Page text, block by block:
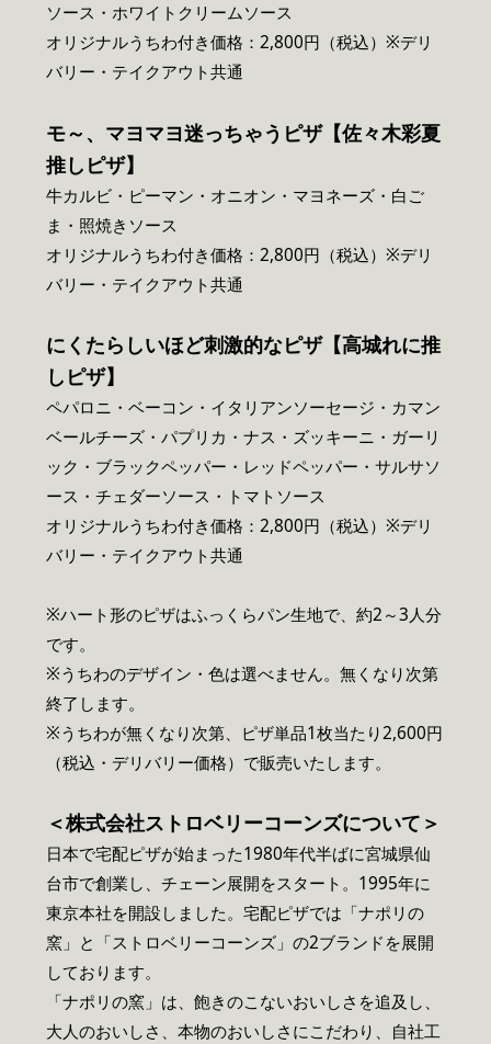
ソース・ホワイトクリームソース
オリジナルうちわ付き価格：2,800円（税込）※デリ
バリー・テイクアウト共通
モ～、マヨマヨ迷っちゃうピザ【佐々木彩夏
推しピザ】
牛カルビ・ピーマン・オニオン・マヨネーズ・白ご
ま・照焼きソース
オリジナルうちわ付き価格：2,800円（税込）※デリ
バリー・テイクアウト共通
にくたらしいほど刺激的なピザ【高城れに推
しピザ】
ペパロニ・ベーコン・イタリアンソーセージ・カマン
ベールチーズ・パプリカ・ナス・ズッキーニ・ガーリ
ック・ブラックペッパー・レッドペッパー・サルサソ
ース・チェダーソース・トマトソース
オリジナルうちわ付き価格：2,800円（税込）※デリ
バリー・テイクアウト共通
※ハート形のピザはふっくらパン生地で、約2～3人分
です。
※うちわのデザイン・色は選べません。無くなり次第
終了します。
※うちわが無くなり次第、ピザ単品1枚当たり2,600円
（税込・デリバリー価格）で販売いたします。
＜株式会社ストロベリーコーンズについて＞
日本で宅配ピザが始まった1980年代半ばに宮城県仙
台市で創業し、チェーン展開をスタート。1995年に
東京本社を開設しました。宅配ピザでは「ナポリの
窯」と「ストロベリーコーンズ」の2ブランドを展開
しております。
「ナポリの窯」は、飽きのこないおいしさを追及し、
大人のおいしさ、本物のおいしさにこだわり、自社工